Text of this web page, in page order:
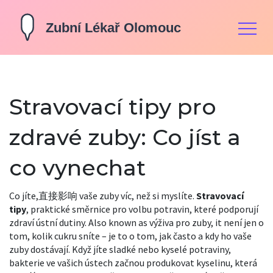
Stravovací tipy pro
zdravé zuby: Co jíst a
co vynechat
Co jíte,直接影响 vaše zuby víc, než si myslíte. Stravovací
tipy, praktické směrnice pro volbu potravin, které podporují
zdraví ústní dutiny. Also known as výživa pro zuby, it není jen o
tom, kolik cukru sníte – je to o tom, jak často a kdy ho vaše
zuby dostávají. Když jíte sladké nebo kyselé potraviny,
bakterie ve vašich ústech začnou produkovat kyselinu, která